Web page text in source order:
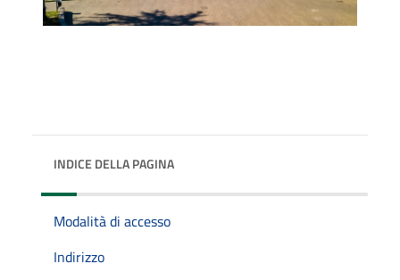
INDICE DELLA PAGINA
Modalità di accesso
Indirizzo